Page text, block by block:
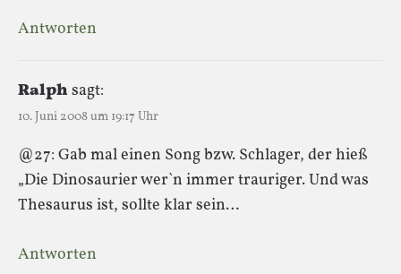
Antworten
Ralph sagt:
10. Juni 2008 um 19:17 Uhr
@27: Gab mal einen Song bzw. Schlager, der hieß
„Die Dinosaurier wer`n immer trauriger. Und was
Thesaurus ist, sollte klar sein…
Antworten